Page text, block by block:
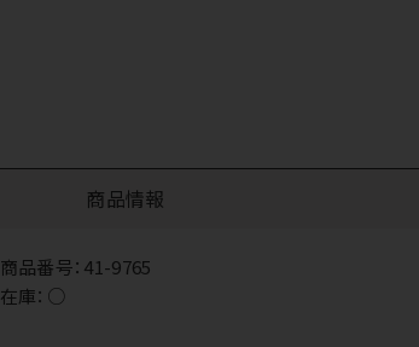
商品情報
商品番号： 41-9765
在庫： ○